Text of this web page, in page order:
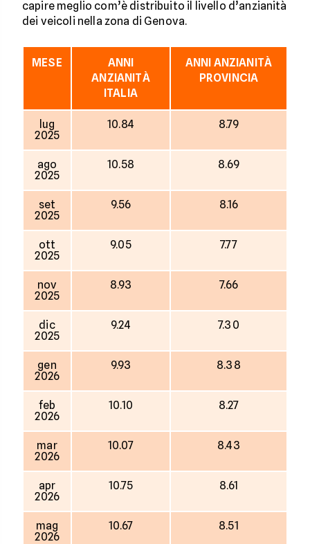
capire meglio com’è distribuito il livello d’anzianità
dei veicoli nella zona di Genova.
MESE
ANNI
ANZIANITÀ
ITALIA
ANNI ANZIANITÀ
PROVINCIA
lug
2025
10.84 8.79
ago
2025
10.58 8.69
set
2025
9.56 8.16
ott
2025
9.05 7.77
nov
2025
8.93 7.66
dic
2025
9.24 7.30
gen
2026
9.93 8.38
feb
2026
10.10 8.27
mar
2026
10.07 8.43
apr
2026
10.75 8.61
mag
2026
10.67 8.51